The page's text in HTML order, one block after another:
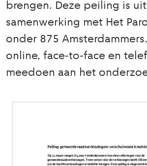
brengen. Deze peiling is
samenwerking met Het
onder 875
online, face‐to‐face en
meedoen aan het